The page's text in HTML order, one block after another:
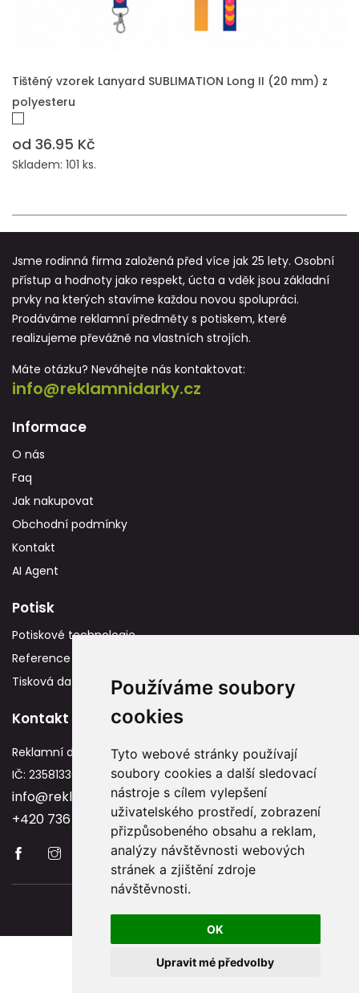
Používáme soubory
cookies
Tyto webové stránky používají
soubory cookies a další sledovací
nástroje s cílem vylepšení
uživatelského prostředí, zobrazení
přizpůsobeného obsahu a reklam,
analýzy návštěvnosti webových
stránek a zjištění zdroje
návštěvnosti.
OK
Upravit mé předvolby
PŘIDAT DO POPTÁVKY
Tištěný vzorek Lanyard SUBLIMATION Long II (20 mm) z
polyesteru
od 36.95 Kč
Skladem: 101 ks.
Jsme rodinná firma založená před více jak 25 lety. Osobní
přístup a hodnoty jako respekt, úcta a vděk jsou základní
prvky na kterých stavíme každou novou spolupráci.
Prodáváme reklamní předměty s potiskem, které
realizujeme převážně na vlastních strojích.
Máte otázku? Neváhejte nás kontaktovat:
info@reklamnidarky.cz
Informace
O nás
Faq
Jak nakupovat
Obchodní podmínky
Kontakt
AI Agent
Potisk
Potiskové technologie
Reference
Tisková data
Kontakt
Reklamní dárky
IČ: 23581336
info@reklamnidarky.cz
+420 736 787 715
Copyright © 2026 Reklamnidarky.cz